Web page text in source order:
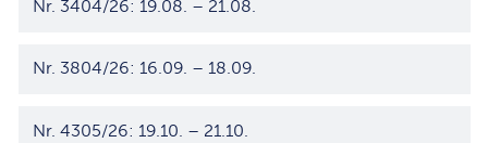
Nr. 3404/26: 19.08. – 21.08.
Nr. 3804/26: 16.09. – 18.09.
Nr. 4305/26: 19.10. – 21.10.